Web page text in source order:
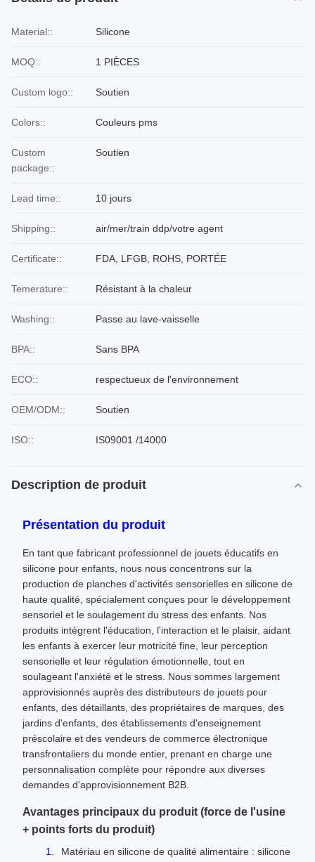
Material:: Silicone
MOQ:: 1 PIÈCES
Custom logo:: Soutien
Colors:: Couleurs pms
Custom
package::
Soutien
Lead time:: 10 jours
Shipping:: air/mer/train ddp/votre agent
Certificate:: FDA, LFGB, ROHS, PORTÉE
Temerature:: Résistant à la chaleur
Washing:: Passe au lave-vaisselle
BPA:: Sans BPA
ECO:: respectueux de l'environnement
OEM/ODM:: Soutien
ISO:: IS09001 /14000
Description de produit
Présentation du produit
En tant que fabricant professionnel de jouets éducatifs en
silicone pour enfants, nous nous concentrons sur la
production de planches d'activités sensorielles en silicone de
haute qualité, spécialement conçues pour le développement
sensoriel et le soulagement du stress des enfants. Nos
produits intègrent l'éducation, l'interaction et le plaisir, aidant
les enfants à exercer leur motricité fine, leur perception
sensorielle et leur régulation émotionnelle, tout en
soulageant l'anxiété et le stress. Nous sommes largement
approvisionnés auprès des distributeurs de jouets pour
enfants, des détaillants, des propriétaires de marques, des
jardins d'enfants, des établissements d'enseignement
préscolaire et des vendeurs de commerce électronique
transfrontaliers du monde entier, prenant en charge une
personnalisation complète pour répondre aux diverses
demandes d'approvisionnement B2B.
Avantages principaux du produit (force de l'usine
+ points forts du produit)
Matériau en silicone de qualité alimentaire : silicone